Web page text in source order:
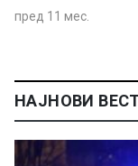
пред 11 мес.
НАЈНОВИ